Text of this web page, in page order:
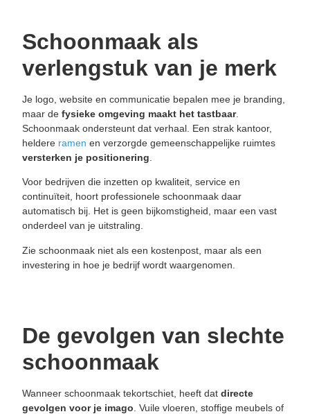
Schoonmaak als
verlengstuk van je merk
Je logo, website en communicatie bepalen mee je branding,
maar defysieke omgeving maakt het tastbaar.
Schoonmaak ondersteunt dat verhaal. Een strak kantoor,
heldere ramen en verzorgde gemeenschappelijke ruimtes
versterken je positionering
Voor bedrijven die inzetten op kwaliteit, service en
continuïteit, hoort professionele schoonmaak daar
automatisch bij. Het is geen bijkomstigheid, maar een vast
onderdeel van je uitstraling.
Zie schoonmaak niet als een kostenpost, maar als een
investering in hoe je bedrijf wordt waargenomen.
De gevolgen van slechte
schoonmaak
Wanneer schoonmaak tekortschiet, heeft datdirecte
gevolgen voor je imago . Vuile vloeren, stoffige meubels of